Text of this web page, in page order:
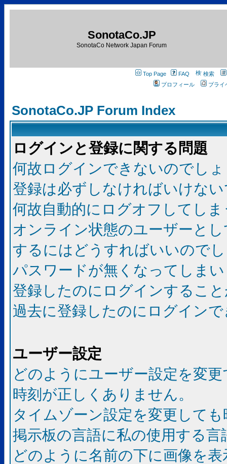
SonotaCo.JP
SonotaCo Network Japan Forum
Top Page FAQ
検索
プロフィール
プライ
SonotaCo.JP Forum Index
ログインと登録に関する問題
何故ログインできないのでし
登録は必ずしなければいけな
何故自動的にログオフしてし
オンライン状態のユーザーと
するにはどうすればいいので
パスワードが無くなってしま
登録したのにログインするこ
過去に登録したのにログイン
ユーザー設定
どのようにユーザー設定を変
時刻が正しくありません。
タイムゾーン設定を変更して
掲示板の言語に私の使用する
どのように名前の下に画像を